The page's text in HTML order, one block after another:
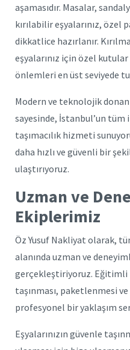
aşamasıdır. Masalar,
kırılabilir eşyalarınız,
dikkatlice hazırlanır.
eşyalarınız için özel
önlemleri en üst seviyede
Modern ve teknolojik
sayesinde, İstanbul’un
taşımacılık hizmeti
daha hızlı ve güvenli bir
ulaştırıyoruz.
Uzman ve
Ekiplerimiz
Öz Yusuf Nakliyat olarak,
alanında uzman ve
gerçekleştiriyoruz. Eğitimli
taşınması, paketlenmesi
profesyonel bir yaklaşım
Eşyalarınızın güvenle